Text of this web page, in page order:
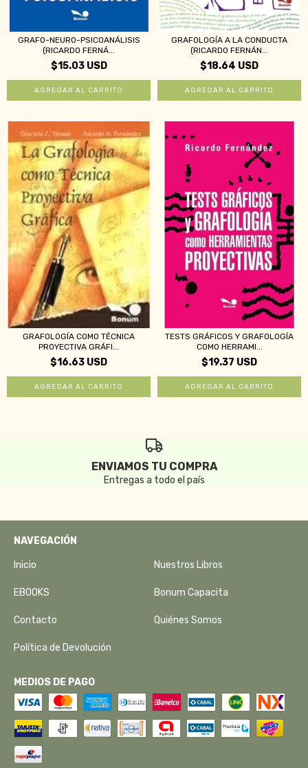
GRAFO-NEURO-PSICOANÁLISIS
(RICARDO FERNÁ...
$15.03 USD
GRAFOLOGÍA A LA CONDUCTA
(RICARDO FERNÁN...
$18.64 USD
GRAFOLOGÍA COMO TÉCNICA
PROYECTIVA GRÁFI...
$16.63 USD
TESTS GRÁFICOS Y GRAFOLOGÍA
COMO HERRAMI...
$19.37 USD
ENVIAMOS TU COMPRA
Entregas a todo el país
NAVEGACIÓN
Inicio Nuestros Libros
EBOOKS Bonum Capacita
Contacto Quiénes Somos
Política de Devolución
MEDIOS DE PAGO